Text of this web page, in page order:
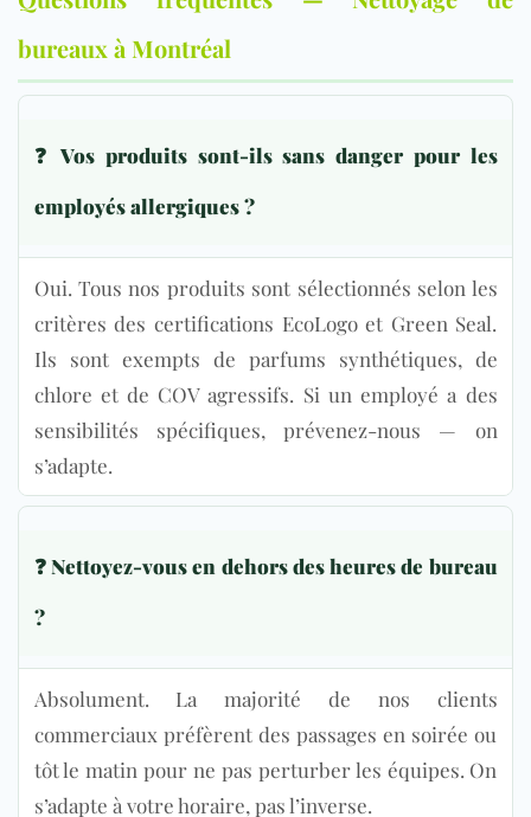
bureaux à Montréal
❓ Vos produits sont-ils sans danger pour les
employés allergiques ?
Oui. Tous nos produits sont sélectionnés selon les
critères des certifications EcoLogo et Green Seal.
Ils sont exempts de parfums synthétiques, de
chlore et de COV agressifs. Si un employé a des
sensibilités spécifiques, prévenez-nous — on
s’adapte.
❓ Nettoyez-vous en dehors des heures de bureau
?
Absolument. La majorité de nos clients
commerciaux préfèrent des passages en soirée ou
tôt le matin pour ne pas perturber les équipes. On
s’adapte à votre horaire, pas l’inverse.